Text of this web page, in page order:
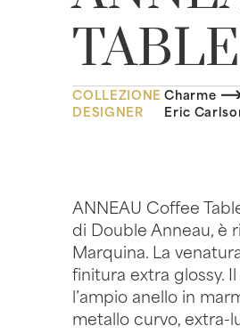
TABLE
COLLEZIONE Charme
DESIGNER
Eric
ANNEAU Coffee
di Double Anneau, è
Marquina. La
finitura extra glossy.
l’ampio anello in
metallo curvo, extra-